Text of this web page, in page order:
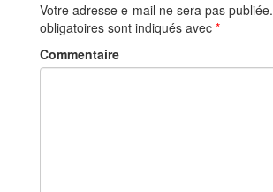
Votre adresse e-mail ne sera pas publiée.
obligatoires sont indiqués avec *
Commentaire